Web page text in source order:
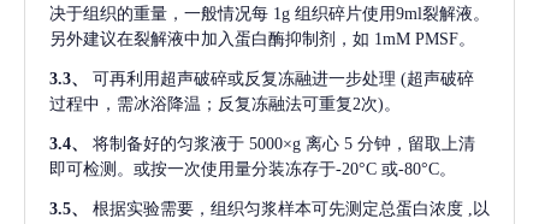
决于组织的重量，一般情况每 1g 组织碎片使用9ml裂解液。
另外建议在裂解液中加入蛋白酶抑制剂，如 1mM PMSF。
3.3、 可再利用超声破碎或反复冻融进一步处理 (超声破碎
过程中，需冰浴降温；反复冻融法可重复2次)。
3.4、 将制备好的匀浆液于 5000×g 离心 5 分钟，留取上清
即可检测。或按一次使用量分装冻存于-20°C 或-80°C。
3.5、 根据实验需要，组织匀浆样本可先测定总蛋白浓度 ,以